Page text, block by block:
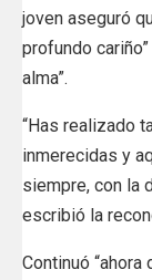
joven aseguró
profundo
alma”.
“Has realizado
inmerecidas y
siempre, con la
escribió la
Continuó